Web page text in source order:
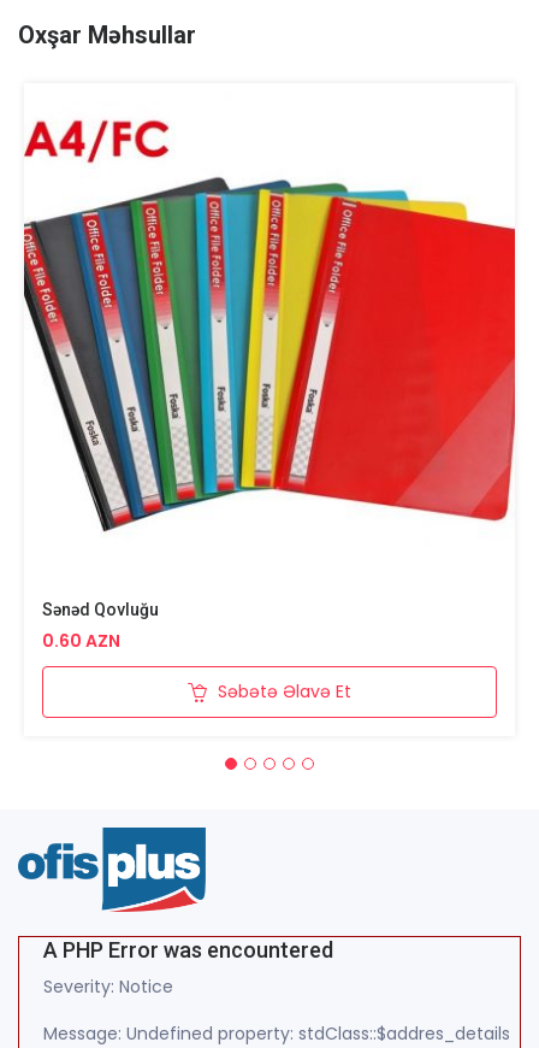
Oxşar Məhsullar
Sənəd Qovluğu
0.60 AZN
Səbətə Əlavə Et
A PHP Error was encountered
Severity: Notice
Message: Undefined property: stdClass::$addres_details